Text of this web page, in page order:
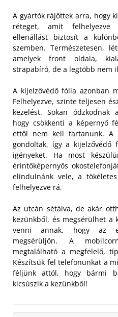
A gyártók rájöttek arra, hogy
réteget, amit felhelyezve
ellenállást biztosít a
szemben. Természetesen,
amelyek front oldala,
strapabíró, de a legtöbb nem
A kijelzővédő fólia azonban
Felhelyezve, szinte teljesen
kezelést. Sokan ódzkodnak
hogy csökkenti a képernyő
ettől nem kell tartanunk. A
gondoltak, így a kijelzővédő
igényeket. Ha most
érintőképernyős
elindulnánk vele, a
felhelyezve rá.
Az utcán sétálva, de akár
kezünkből, és megsérülhet a
venni annak, hogy az
megsérüljön. A
megtalálható a megfelelő,
Készítsük fel telefonunkat a
féljünk attól, hogy bármi
kicsúszik a kezünkből!